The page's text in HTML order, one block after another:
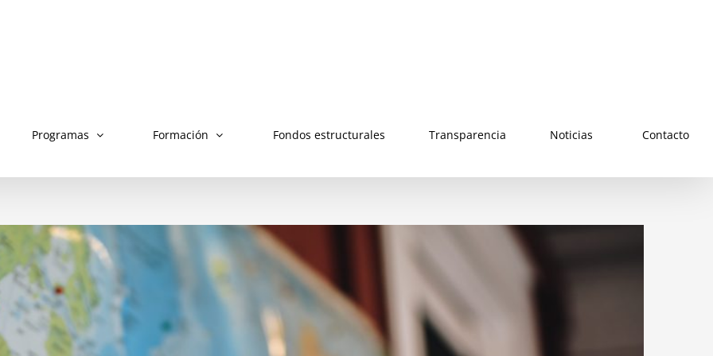
Programas Formación Fondos estructurales Transparencia Noticias Contacto